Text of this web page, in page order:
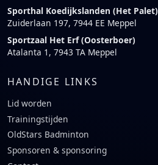
Sporthal Koedijkslanden (Het Palet)
Zuiderlaan 197, 7944 EE Meppel
Sportzaal Het Erf (Oosterboer)
Atalanta 1, 7943 TA Meppel
HANDIGE LINKS
Lid worden
Trainingstijden
OldStars Badminton
Sponsoren & sponsoring